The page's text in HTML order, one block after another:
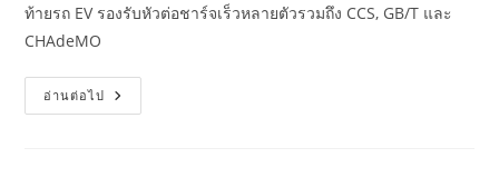
ท้ายรถ EV รองรับหัวต่อชาร์จเร็วหลายตัวรวมถึง CCS, GB/T และ
CHAdeMO
อ่านต่อไป